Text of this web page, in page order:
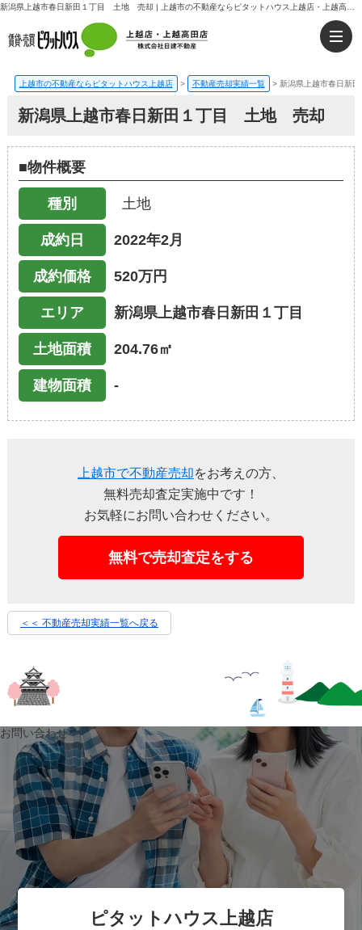
上越市の不動産ならピタットハウス上越店 > 不動産売却実績一覧 > 新潟県上越市春日新
新潟県上越市春日新田１丁目 土地 売却
■物件概要
種別 土地
成約日 2022年2月
成約価格 520万円
エリア 新潟県上越市春日新田１丁目
土地面積 204.76㎡
建物面積 -
上越市で不動産売却をお考えの方、
無料売却査定実施中です！
お気軽にお問い合わせください。
無料で売却査定をする
＜＜ 不動産売却実績一覧へ戻る
お問い合わせ
ピタットハウス上越店